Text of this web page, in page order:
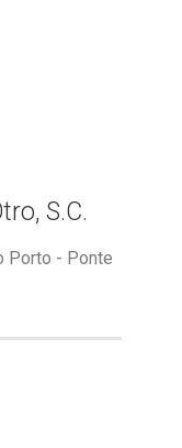
S.C.
Porto - Ponte